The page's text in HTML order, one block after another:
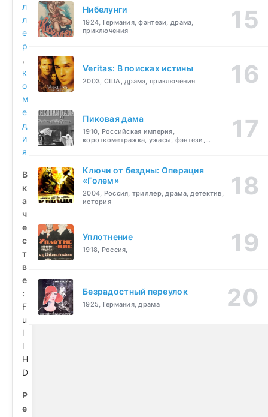
л
л
е
р
,
к
о
м
е
д
и
я
В
к
а
ч
е
с
т
в
е
:
F
u
l
l
H
D
Р
е
Нибелунги
1924, Германия, фэнтези, драма,
приключения
Veritas: В поисках истины
2003, США, драма, приключения
Пиковая дама
1910, Российская империя,
короткометражка, ужасы, фэнтези,
Ключи от бездны: Операция
«Голем»
2004, Россия, триллер, драма, детектив,
история
Уплотнение
1918, Россия,
Безрадостный переулок
1925, Германия, драма